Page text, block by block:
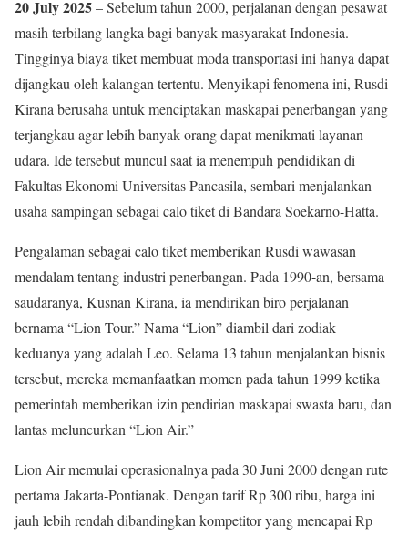
20 July 2025– Sebelum tahun 2000, perjalanan dengan pesawat
masih terbilang langka bagi banyak masyarakat Indonesia.
Tingginya biaya tiket membuat moda transportasi ini hanya dapat
dijangkau oleh kalangan tertentu. Menyikapi fenomena ini, Rusdi
Kirana berusaha untuk menciptakan maskapai penerbangan yang
terjangkau agar lebih banyak orang dapat menikmati layanan
udara. Ide tersebut muncul saat ia menempuh pendidikan di
Fakultas Ekonomi Universitas Pancasila, sembari menjalankan
usaha sampingan sebagai calo tiket di Bandara Soekarno-Hatta.
Pengalaman sebagai calo tiket memberikan Rusdi wawasan
mendalam tentang industri penerbangan. Pada 1990-an, bersama
saudaranya, Kusnan Kirana, ia mendirikan biro perjalanan
bernama “Lion Tour.” Nama “Lion” diambil dari zodiak
keduanya yang adalah Leo. Selama 13 tahun menjalankan bisnis
tersebut, mereka memanfaatkan momen pada tahun 1999 ketika
pemerintah memberikan izin pendirian maskapai swasta baru, dan
lantas meluncurkan “Lion Air.”
Lion Air memulai operasionalnya pada 30 Juni 2000 dengan rute
pertama Jakarta-Pontianak. Dengan tarif Rp 300 ribu, harga ini
jauh lebih rendah dibandingkan kompetitor yang mencapai Rp